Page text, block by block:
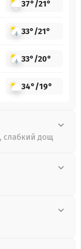
37°/21°
33°/21°
33°/20°
34°/19°
слабкий дощ